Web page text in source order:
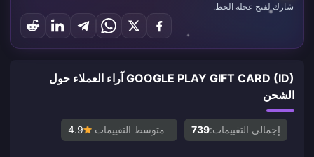
شارك لفتح عجلة الحظ.
GOOGLE PLAY GIFT CARD (ID) آراء العملاء حول
الشحن
إجمالي التقييمات:739 متوسط التقييمات 4.9